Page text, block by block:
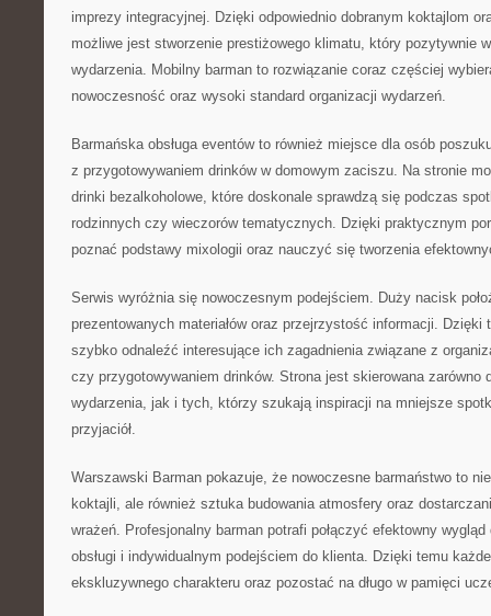
imprezy integracyjnej. Dzięki odpowiednio dobranym koktajlom
możliwe jest stworzenie prestiżowego klimatu, który pozytywnie
wydarzenia. Mobilny barman to rozwiązanie coraz częściej
nowoczesność oraz wysoki standard organizacji wydarzeń.
Barmańska obsługa eventów to również miejsce dla osób
z przygotowywaniem drinków w domowym zaciszu. Na stronie
drinki bezalkoholowe, które doskonale sprawdzą się podczas
rodzinnych czy wieczorów tematycznych. Dzięki praktycznym
poznać podstawy mixologii oraz nauczyć się tworzenia
Serwis wyróżnia się nowoczesnym podejściem. Duży nacisk
prezentowanych materiałów oraz przejrzystość informacji. Dzięki
szybko odnaleźć interesujące ich zagadnienia związane z
czy przygotowywaniem drinków. Strona jest skierowana zarówno
wydarzenia, jak i tych, którzy szukają inspiracji na mniejsze
przyjaciół.
Warszawski Barman pokazuje, że nowoczesne barmaństwo to
koktajli, ale również sztuka budowania atmosfery oraz
wrażeń. Profesjonalny barman potrafi połączyć efektowny
obsługi i indywidualnym podejściem do klienta. Dzięki temu
ekskluzywnego charakteru oraz pozostać na długo w pamięci